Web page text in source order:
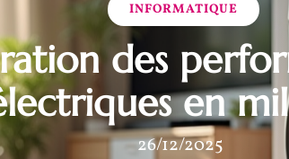
INFORMATIQUE
des
en
26/12/2025